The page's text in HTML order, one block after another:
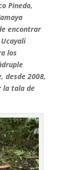
Pinedo,
encontrar
los
desde 2008,
la tala de